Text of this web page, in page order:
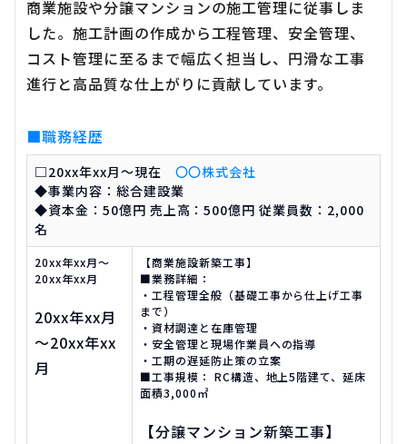
商業施設や分譲マンションの施工管理に従事しま
した。施工計画の作成から工程管理、安全管理、
コスト管理に至るまで幅広く担当し、円滑な工事
進行と高品質な仕上がりに貢献しています。
■職務経歴
□20xx年xx月～現在
〇〇株式会社
◆事業内容：総合建設業
◆資本金：50億円 売上高：500億円 従業員数：2,000
名
20xx年xx月～
20xx年xx月
20xx年xx月
～20xx年xx
月
【商業施設新築工事】
■業務詳細：
・工程管理全般（基礎工事から仕上げ工事
まで）
・資材調達と在庫管理
・安全管理と現場作業員への指導
・工期の遅延防止策の立案
■工事規模： RC構造、地上5階建て、延床
面積3,000㎡
【分譲マンション新築工事】